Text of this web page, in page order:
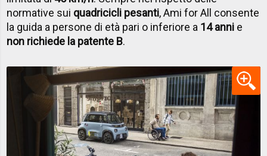
normative sui quadricicli pesanti, Ami for All consente
la guida a persone di età pari o inferiore a 14 anni e
non richiede la patente B.